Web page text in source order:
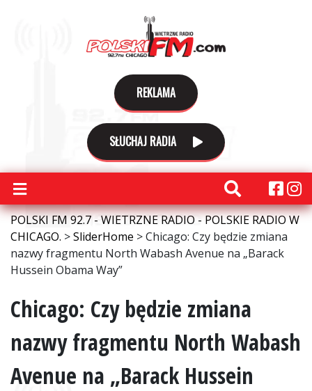
REKLAMA
SŁUCHAJ RADIA
POLSKI FM 92.7 - WIETRZNE RADIO - POLSKIE RADIO W
CHICAGO. >SliderHome >Chicago: Czy będzie zmiana
nazwy fragmentu North Wabash Avenue na „Barack
Hussein Obama Way”
Chicago: Czy będzie zmiana
nazwy fragmentu North Wabash
Avenue na „Barack Hussein